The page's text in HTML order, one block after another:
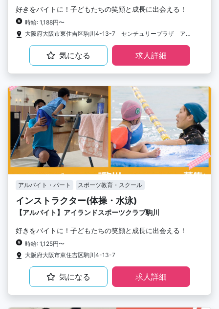
好きをバイトに！子どもたちの笑顔と成長に出会える！
時給: 1,188円〜
大阪府大阪市東住吉区駒川4-13-7 センチュリープラザ アイランドスポーツクラブ駒川
気になる 求人詳細
アルバイト・パート スポーツ教育・スクール
インストラクター(体操・水泳)
【アルバイト】アイランドスポーツクラブ駒川
好きをバイトに！子どもたちの笑顔と成長に出会える！
時給: 1,125円〜
大阪府大阪市東住吉区駒川4-13-7
気になる 求人詳細